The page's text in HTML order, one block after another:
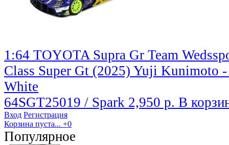
1:64 TOYOTA Supra Gr Team
Class Super Gt (2025) Yuji Kunimoto
White
64SGT25019 / Spark 2,950 р. В
Вход Регистрация
Корзина пуста... +0
Популярное